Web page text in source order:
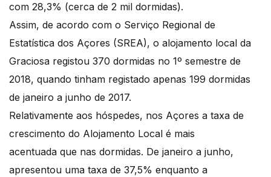
com 28,3% (cerca de 2 mil dormidas).
Assim, de acordo com o Serviço Regional de
Estatística dos Açores (SREA), o alojamento local da
Graciosa registou 370 dormidas no 1º semestre de
2018, quando tinham registado apenas 199 dormidas
de janeiro a junho de 2017.
Relativamente aos hóspedes, nos Açores a taxa de
crescimento do Alojamento Local é mais
acentuada que nas dormidas. De janeiro a junho,
apresentou uma taxa de 37,5% enquanto a